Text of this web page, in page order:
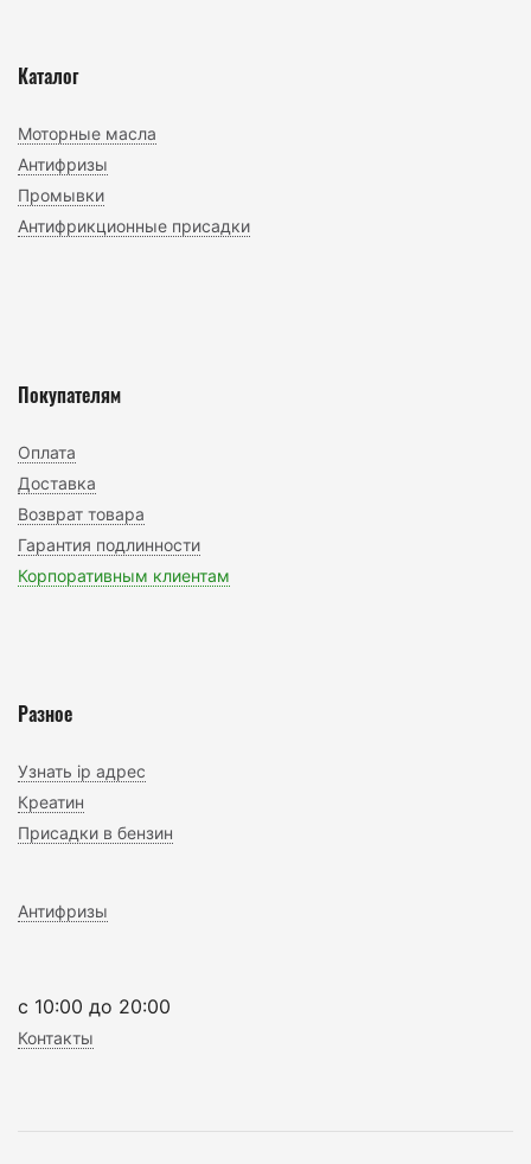
Каталог
Моторные масла
Антифризы
Промывки
Антифрикционные присадки
Покупателям
Оплата
Доставка
Возврат товара
Гарантия подлинности
Корпоративным клиентам
Разное
Узнать ip адрес
Креатин
Присадки в бензин
Антифризы
c 10:00 до 20:00
Контакты